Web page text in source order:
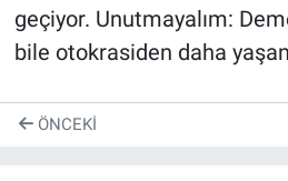
geçiyor. Unutmayalım:
bile otokrasiden daha
ÖNCEKI